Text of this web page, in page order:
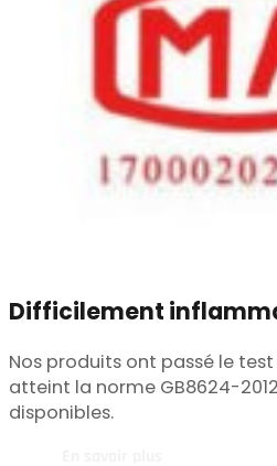
Difficilement
Nos produits ont passé le
atteint la norme GB8624-
disponibles.